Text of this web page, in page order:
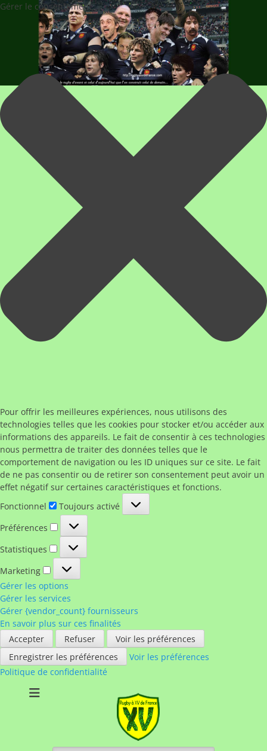
Gérer le consentement
Pour offrir les meilleures expériences, nous utilisons des
technologies telles que les cookies pour stocker et/ou accéder aux
informations des appareils. Le fait de consentir à ces technologies
nous permettra de traiter des données telles que le
comportement de navigation ou les ID uniques sur ce site. Le fait
de ne pas consentir ou de retirer son consentement peut avoir un
effet négatif sur certaines caractéristiques et fonctions.
Fonctionnel
Toujours activé
Préférences
Statistiques
Marketing
Gérer les options
Gérer les services
Gérer {vendor_count} fournisseurs
En savoir plus sur ces finalités
Accepter
Refuser
Voir les préférences
Enregistrer les préférences
Voir les préférences
Politique de confidentialité
Rugby à XV de